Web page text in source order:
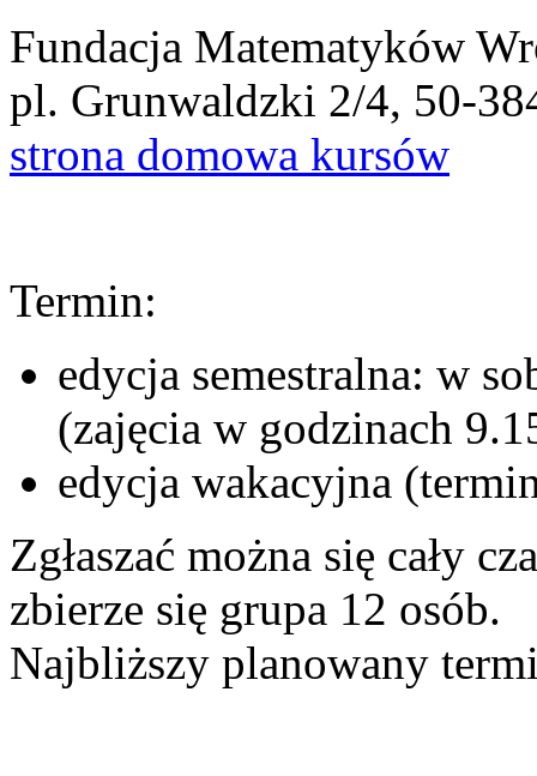
Fundacja Matematyków
pl. Grunwaldzki 2/4, 50-
strona domowa kursów
Termin:
edycja semestralna: w
(zajęcia w godzinach
edycja wakacyjna
Zgłaszać można się cały
zbierze się grupa 12 osób.
Najbliższy planowany